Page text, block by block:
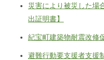
災害により被災した場
出証明書】
紀宝町建築物耐震改修
避難行動要支援者支援